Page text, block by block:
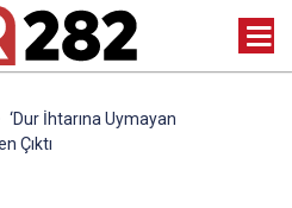
‘Dur İhtarına Uymayan
Çıktı